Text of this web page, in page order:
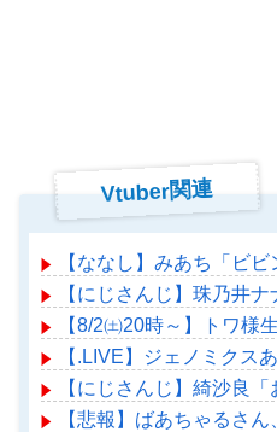
Vtuber関連
【ななし】みあち「ビビ
【にじさんじ】珠乃井
【8/2㈯20時～】トワ様
【.LIVE】ジェノミクス
【にじさんじ】綺沙良
【悲報】ばあちゃるさん